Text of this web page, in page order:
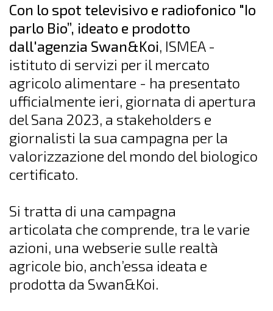
Con lo spot televisivo e radiofonico "Io
parlo Bio”, ideato e prodotto
dall'agenzia Swan&Koi, ISMEA -
istituto di servizi per il mercato
agricolo alimentare - ha presentato
ufficialmente ieri, giornata di apertura
del Sana 2023, a stakeholders e
giornalisti la sua campagna per la
valorizzazione del mondo del biologico
certificato.
Si tratta di una campagna
articolata che comprende, tra le varie
azioni, una webserie sulle realtà
agricole bio, anch’essa ideata e
prodotta da Swan&Koi.